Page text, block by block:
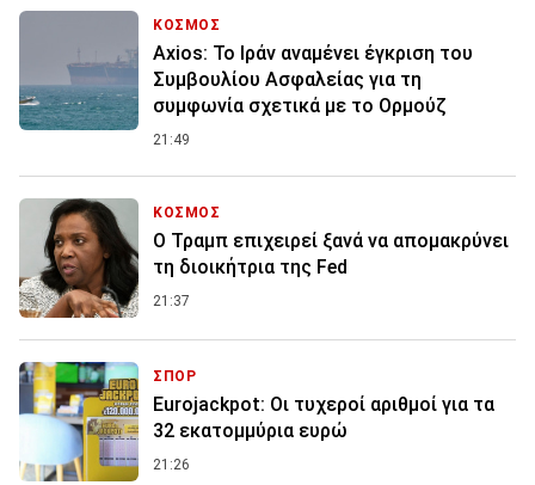
ΚΟΣΜΟΣ
Axios: Το Ιράν αναμένει έγκριση του
Συμβουλίου Ασφαλείας για τη
συμφωνία σχετικά με το Ορμούζ
21:49
ΚΟΣΜΟΣ
Ο Τραμπ επιχειρεί ξανά να απομακρύνει
τη διοικήτρια της Fed
21:37
ΣΠΟΡ
Eurojackpot: Οι τυχεροί αριθμοί για τα
32 εκατoμμύρια ευρώ
21:26